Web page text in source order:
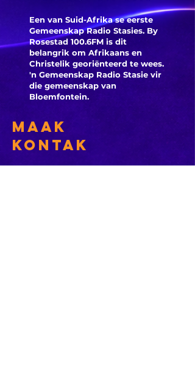
Een van Suid-Afrika se eerste
Gemeenskap Radio Stasies. By
Rosestad 100.6FM is dit
belangrik om Afrikaans en
Christelik georiënteerd te wees.
'n Gemeenskap Radio Stasie vir
die gemeenskap van
Bloemfontein.
Maak
Kontak